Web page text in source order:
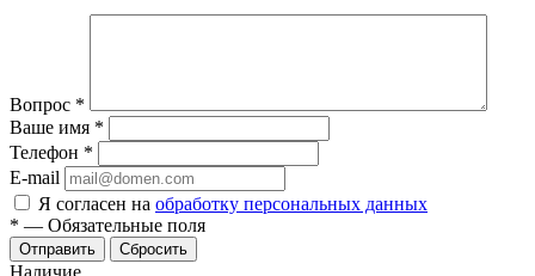
Вопрос *
Ваше имя *
Телефон *
E-mail
Я согласен на обработку персональных данных
* — Обязательные поля
Сбросить